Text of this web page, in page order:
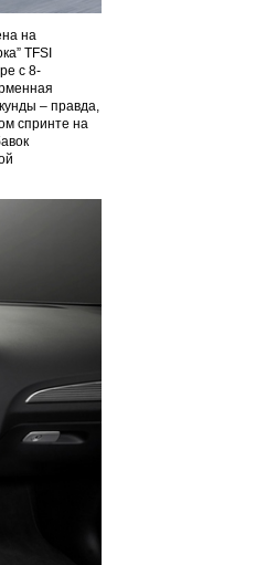
на
TFSI
с 8-
– правда,
спринте на